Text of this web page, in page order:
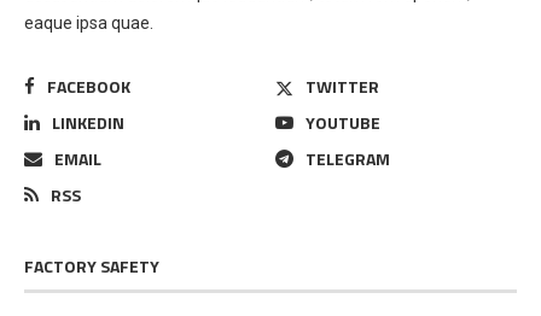
eaque ipsa quae.
FACEBOOK
TWITTER
LINKEDIN
YOUTUBE
EMAIL
TELEGRAM
RSS
FACTORY SAFETY